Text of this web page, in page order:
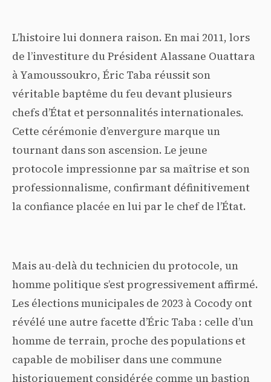
L’histoire lui donnera raison. En mai 2011, lors
de l’investiture du Président Alassane Ouattara
à Yamoussoukro, Éric Taba réussit son
véritable baptême du feu devant plusieurs
chefs d’État et personnalités internationales.
Cette cérémonie d’envergure marque un
tournant dans son ascension. Le jeune
protocole impressionne par sa maîtrise et son
professionnalisme, confirmant définitivement
la confiance placée en lui par le chef de l’État.
Mais au-delà du technicien du protocole, un
homme politique s’est progressivement affirmé.
Les élections municipales de 2023 à Cocody ont
révélé une autre facette d’Éric Taba : celle d’un
homme de terrain, proche des populations et
capable de mobiliser dans une commune
historiquement considérée comme un bastion